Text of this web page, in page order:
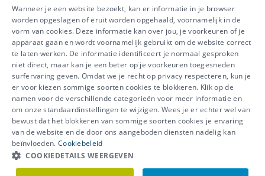
Tel 016/390490
info@ibeve.be
Ondernemingsnummer: 0436 612 044
IBEVE maakt deel uit van Groep
IDEWE
Disclaimer-Privacy-Cookiebeleid
Meer vragen? Neem
meteen contact op.
Wanneer je een website bezoekt, kan er informatie in je browser
worden opgeslagen of eruit worden opgehaald, voornamelijk in de
vorm van cookies. Deze informatie kan over jou, je voorkeuren of je
apparaat gaan en wordt voornamelijk gebruikt om de website correct
te laten werken. De informatie identificeert je normaal gesproken
niet direct, maar kan je een beter op je voorkeuren toegesneden
surfervaring geven. Omdat we je recht op privacy respecteren, kun je
er voor kiezen sommige soorten cookies te blokkeren. Klik op de
namen voor de verschillende categorieën voor meer informatie en
om onze standaardinstellingen te wijzigen. Wees je er echter wel van
bewust dat het blokkeren van sommige soorten cookies je ervaring
van de website en de door ons aangeboden diensten nadelig kan
beïnvloeden. Cookiebeleid
COOKIEDETAILS WEERGEVEN